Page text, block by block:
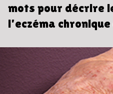
mots pour décrire
l'eczéma